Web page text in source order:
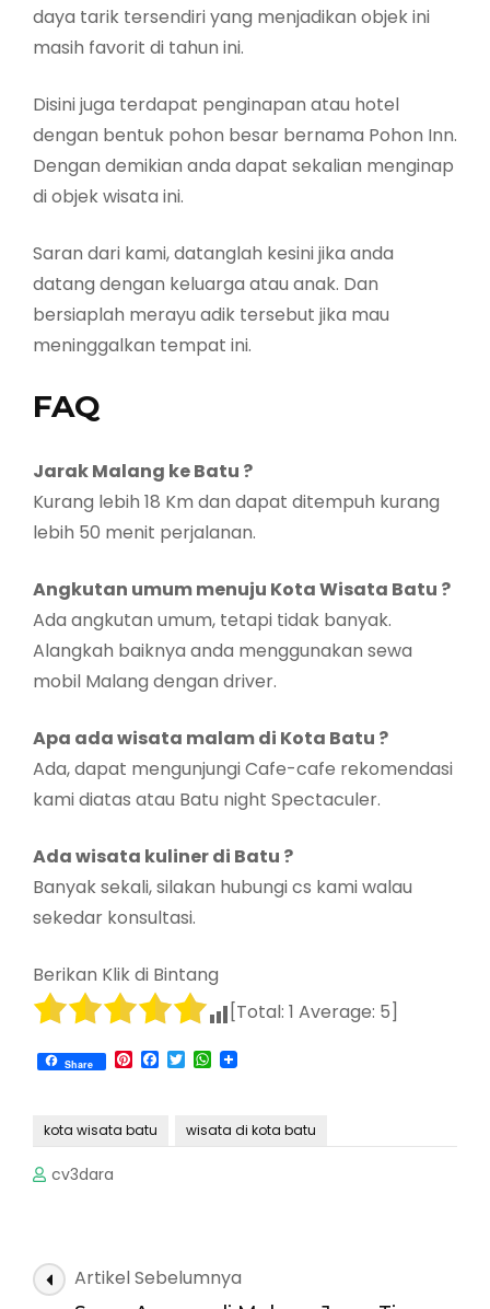
daya tarik tersendiri yang menjadikan objek ini
masih favorit di tahun ini.
Disini juga terdapat penginapan atau hotel
dengan bentuk pohon besar bernama Pohon Inn.
Dengan demikian anda dapat sekalian menginap
di objek wisata ini.
Saran dari kami, datanglah kesini jika anda
datang dengan keluarga atau anak. Dan
bersiaplah merayu adik tersebut jika mau
meninggalkan tempat ini.
FAQ
Jarak Malang ke Batu ?
Kurang lebih 18 Km dan dapat ditempuh kurang
lebih 50 menit perjalanan.
Angkutan umum menuju Kota Wisata Batu ?
Ada angkutan umum, tetapi tidak banyak.
Alangkah baiknya anda menggunakan sewa
mobil Malang dengan driver.
Apa ada wisata malam di Kota Batu ?
Ada, dapat mengunjungi Cafe-cafe rekomendasi
kami diatas atau Batu night Spectaculer.
Ada wisata kuliner di Batu ?
Banyak sekali, silakan hubungi cs kami walau
sekedar konsultasi.
Berikan Klik di Bintang
[Total: 1 Average: 5]
Share Pinterest
Facebook
TwitterWhatsApp
kota wisata batu wisata di kota batu
cv3dara
Navigasi
Artikel Sebelumnya